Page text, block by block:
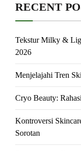
RECENT
Tekstur Milky &
2026
Menjelajahi Tren
Cryo Beauty:
Kontroversi
Sorotan